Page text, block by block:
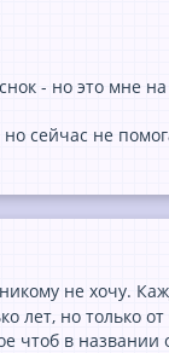
- но это мне
сейчас не
не хочу.
лет, но только
в названии